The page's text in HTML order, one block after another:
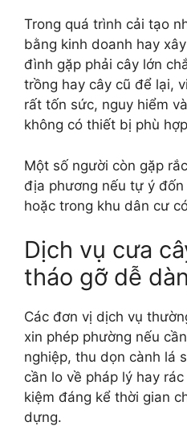
Trong quá trình cải tạo
bằng kinh doanh hay
đình gặp phải cây lớn
trồng hay cây cũ để lại,
rất tốn sức, nguy hiểm
không có thiết bị phù
Một số người còn gặp
địa phương nếu tự ý
hoặc trong khu dân cư
Dịch vụ cưa
tháo gỡ dễ
Các đơn vị dịch vụ
xin phép phường nếu
nghiệp, thu dọn cành lá
cần lo về pháp lý hay
kiệm đáng kể thời gian
dựng.